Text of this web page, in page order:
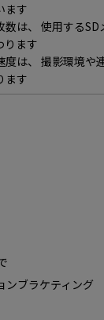
ます
は、 使用するSD
ります
は、 撮影環境や
ます
ンブラケティング